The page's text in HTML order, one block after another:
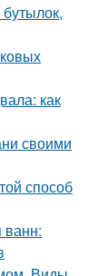
как
своими
способ
ванн: